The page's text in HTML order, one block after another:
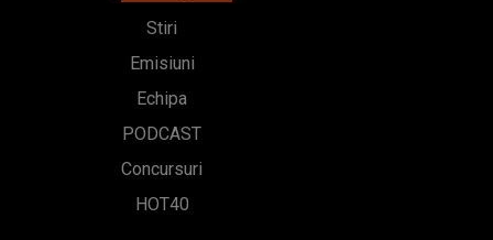
Stiri
Emisiuni
Echipa
PODCAST
Concursuri
HOT40